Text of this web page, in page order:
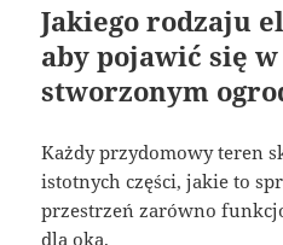
Jakiego rodzaju
aby pojawić się
stworzonym
Każdy przydomowy teren
istotnych części, jakie to
przestrzeń zarówno
dla oka.